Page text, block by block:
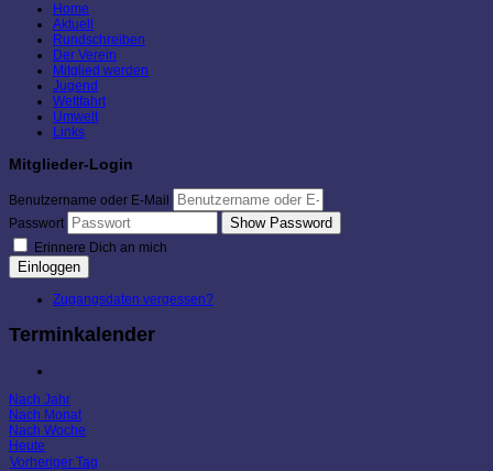
Home
Aktuell
Rundschreiben
Der Verein
Mitglied werden
Jugend
Wettfahrt
Umwelt
Links
Mitglieder-Login
Benutzername oder E-Mail
Passwort
Show Password
Erinnere Dich an mich
Einloggen
Zugangsdaten vergessen?
Terminkalender
Nach Jahr
Nach Monat
Nach Woche
Heute
Vorheriger Tag